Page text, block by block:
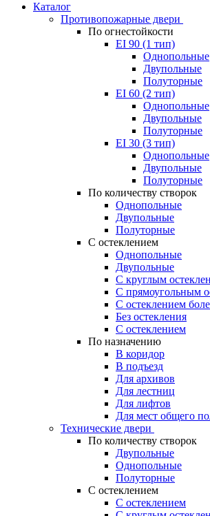
Каталог
Противопожарные двери
По огнестойкости
EI 90 (1 тип)
Однопольные
Двупольные
Полуторные
EI 60 (2 тип)
Однопольные
Двупольные
Полуторные
EI 30 (3 тип)
Однопольные
Двупольные
Полуторные
По количеству створок
Однопольные
Двупольные
Полуторные
С остеклением
Однопольные
Двупольные
С круглым
С прямоугольным
С остеклением
Без остекления
С остеклением
По назначению
В коридор
В подъезд
Для архивов
Для лестниц
Для лифтов
Для мест общего
Технические двери
По количеству створок
Двупольные
Однопольные
Полуторные
С остеклением
С остеклением